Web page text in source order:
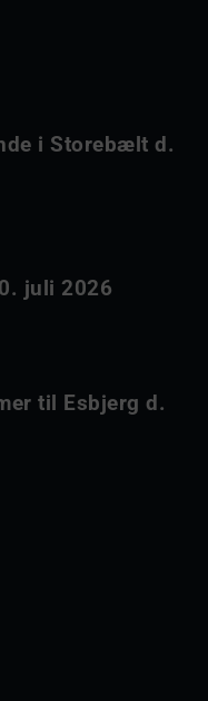
i Storebælt d.
juli 2026
til Esbjerg d.